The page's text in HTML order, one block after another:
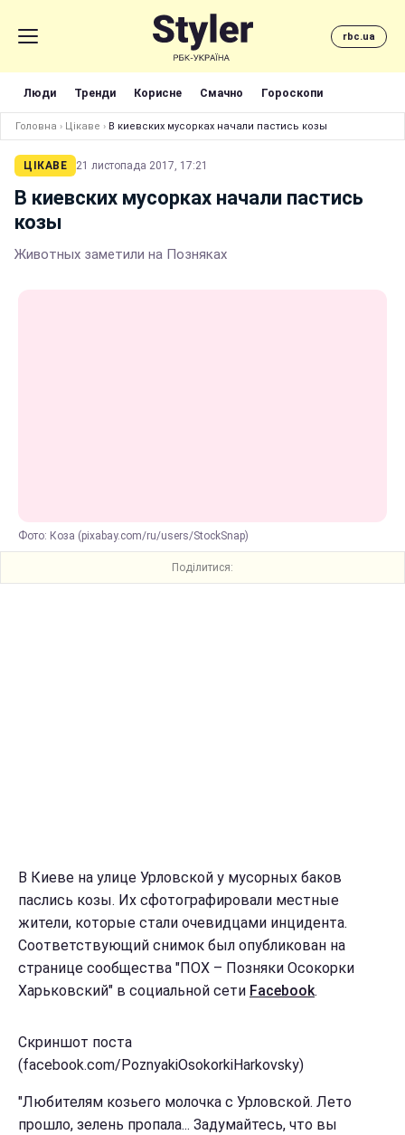
rbc.ua
Люди Тренди Корисне Смачно Гороскопи
Головна › Цікаве › В киевских мусорках начали пастись козы
ЦІКАВЕ 21 листопада 2017, 17:21
В киевских мусорках начали пастись
козы
Животных заметили на Позняках
Фото: Коза (pixabay.com/ru/users/StockSnap)
Поділитися:
В Киеве на улице Урловской у мусорных баков
паслись козы. Их сфотографировали местные
жители, которые стали очевидцами инцидента.
Соответствующий снимок был опубликован на
странице сообщества "ПОХ – Позняки Осокорки
Харьковский" в социальной сети Facebook.
Скриншот поста
(facebook.com/PoznyakiOsokorkiHarkovsky)
"Любителям козьего молочка с Урловской. Лето
прошло, зелень пропала... Задумайтесь, что вы